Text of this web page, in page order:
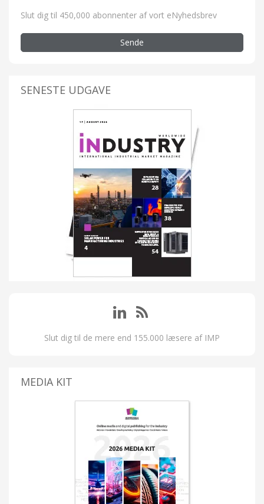
Slut dig til 450,000 abonnenter af vort eNyhedsbrev
Sende
SENESTE UDGAVE
Slut dig til de mere end 155.000 læsere af IMP
MEDIA KIT